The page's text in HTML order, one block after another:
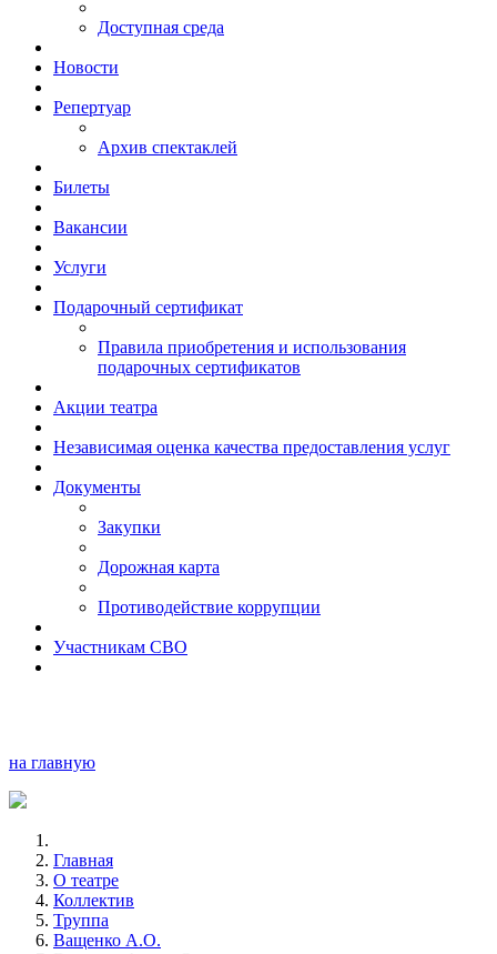
Доступная среда
Новости
Репертуар
Архив спектаклей
Билеты
Вакансии
Услуги
Подарочный сертификат
Правила приобретения и использования
подарочных сертификатов
Акции театра
Независимая оценка качества предоставления услуг
Документы
Закупки
Дорожная карта
Противодействие коррупции
Участникам СВО
на главную
Главная
О театре
Коллектив
Труппа
Ващенко А.О.